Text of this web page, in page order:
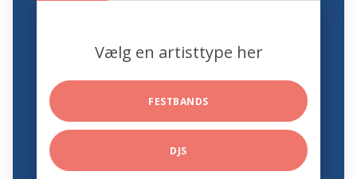
Vælg en artisttype her
FESTBANDS
DJS